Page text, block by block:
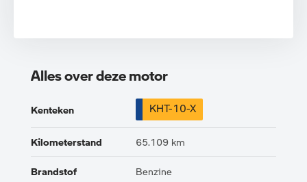
Alles over deze motor
Kenteken KHT-10-X
Kilometerstand 65.109 km
Brandstof Benzine